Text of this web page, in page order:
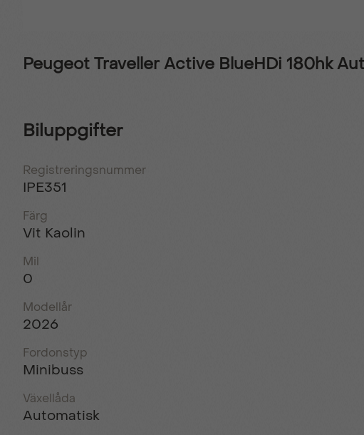
Peugeot Traveller Active BlueHDi 180hk
Biluppgifter
Registreringsnummer
IPE351
Färg
Vit Kaolin
Mil
0
Modellår
2026
Fordonstyp
Minibuss
Växellåda
Automatisk